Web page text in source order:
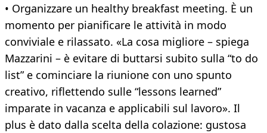
• Organizzare un healthy breakfast meeting. È un
momento per pianificare le attività in modo
conviviale e rilassato. «La cosa migliore – spiega
Mazzarini – è evitare di buttarsi subito sulla “to do
list” e cominciare la riunione con uno spunto
creativo, riflettendo sulle “lessons learned”
imparate in vacanza e applicabili sul lavoro». Il
plus è dato dalla scelta della colazione: gustosa